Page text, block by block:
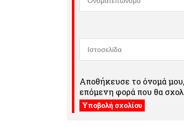
Αποθήκευσε το όνομά
επόμενη φορά που θα